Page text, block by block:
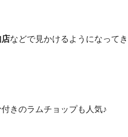
などで見かけるようになってき
きのラムチョップも人気♪